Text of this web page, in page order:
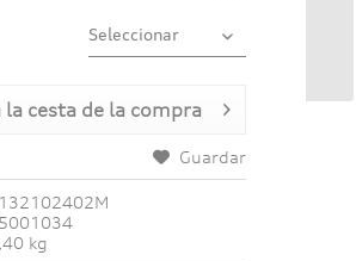
la cesta de la compra
Guardar
kg